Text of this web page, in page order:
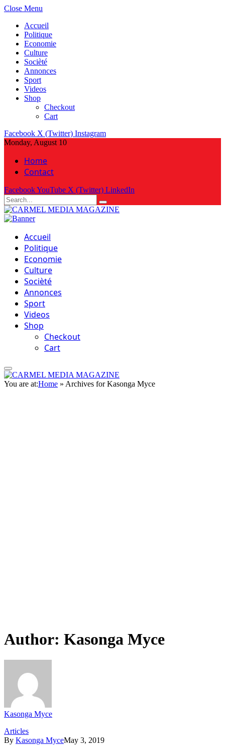
Close Menu
Accueil
Politique
Economie
Culture
Socièté
Annonces
Sport
Videos
Shop
Checkout
Cart
Facebook X (Twitter) Instagram
Monday, August 10
Home
Contact
FacebookYouTube X (Twitter) LinkedIn
Accueil
Politique
Economie
Culture
Socièté
Annonces
Sport
Videos
Shop
Checkout
Cart
You are at:Home » Archives for Kasonga Myce
Author: Kasonga Myce
Kasonga Myce
Articles
By Kasonga MyceMay 3, 2019